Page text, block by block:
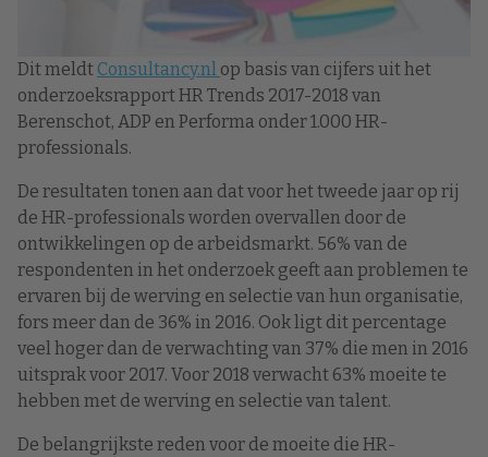
Dit meldt Consultancy.nl op basis van cijfers uit het
onderzoeksrapport HR Trends 2017-2018 van
Berenschot, ADP en Performa onder 1.000 HR-
professionals.
De resultaten tonen aan dat voor het tweede jaar op rij
de HR-professionals worden overvallen door de
ontwikkelingen op de arbeidsmarkt. 56% van de
respondenten in het onderzoek geeft aan problemen te
ervaren bij de werving en selectie van hun organisatie,
fors meer dan de 36% in 2016. Ook ligt dit percentage
veel hoger dan de verwachting van 37% die men in 2016
uitsprak voor 2017. Voor 2018 verwacht 63% moeite te
hebben met de werving en selectie van talent.
De belangrijkste reden voor de moeite die HR-